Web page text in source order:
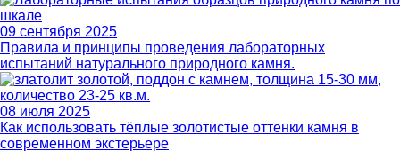
09 сентября 2025
Правила и принципы проведения лабораторных
испытаний натурального природного камня.
08 июля 2025
Как использовать тёплые золотистые оттенки камня в
современном экстерьере